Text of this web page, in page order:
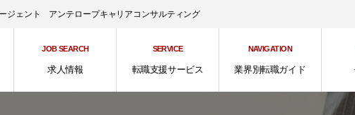
ジェント アンテロープキャリアコンサルティング
JOB SEARCH
求人情報
SERVICE
転職支援サービス
NAVIGATION
業界別転職ガイド